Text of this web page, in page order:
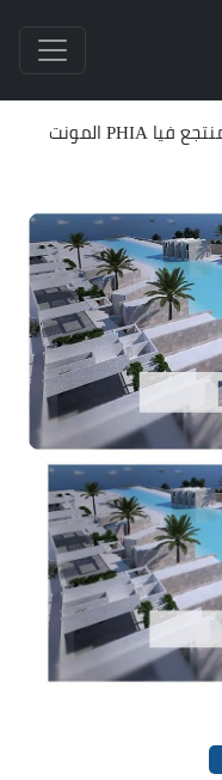
تعرف على منتجع فيا PHIA المونت